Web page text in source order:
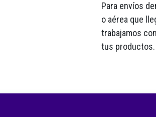
Para envíos
o aérea que
trabajamos
tus